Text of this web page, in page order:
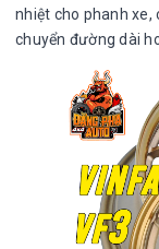
nhiệt cho phanh xe,
chuyển đường dài